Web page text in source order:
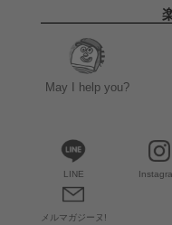
May I help you?
LINE
メルマガジーヌ!